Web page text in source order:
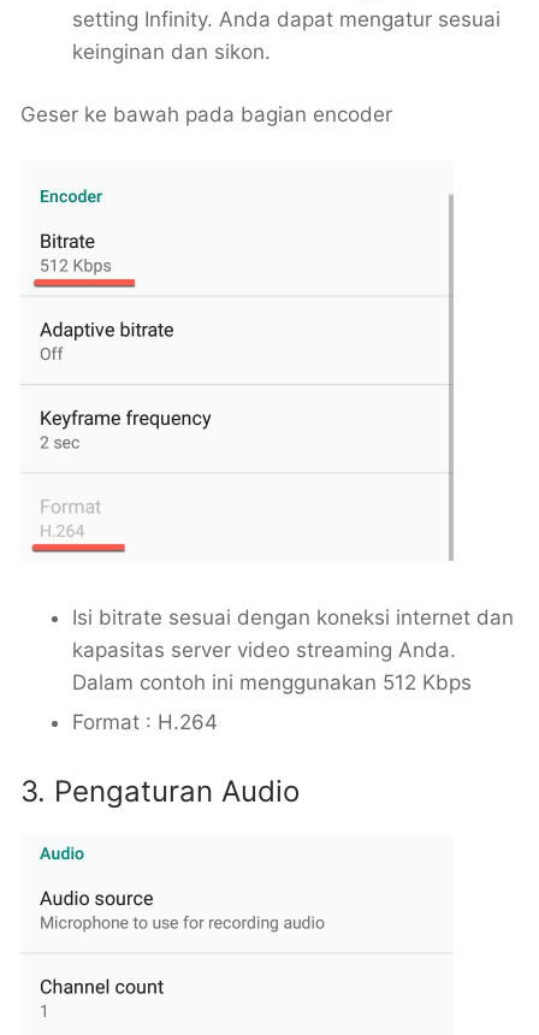
setting Infinity. Anda dapat mengatur sesuai
keinginan dan sikon.
Geser ke bawah pada bagian encoder
Isi bitrate sesuai dengan koneksi internet dan
kapasitas server video streaming Anda.
Dalam contoh ini menggunakan 512 Kbps
Format : H.264
3. Pengaturan Audio